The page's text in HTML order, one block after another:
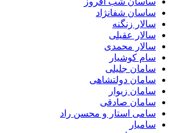
ساسان شفانژاد
سالار زنگنه
سالار عقیلی
سالار محمدی
سام کوشیار
سامان جلیلی
سامان دولتشاهی
سامان زیوار
سامان صادقی
سامی استار و محسن راد
سامیار